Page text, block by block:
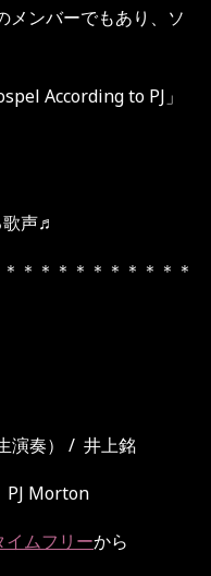
ンバーでもあり、ソ
According to PJ」
声♬
＊＊＊＊＊＊＊＊＊＊
演奏） / 井上銘
Morton
ムフリーから